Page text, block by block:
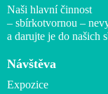
Naši hlavní činnost
– sbírkotvornou –
a darujte je do našich
Návštěva
Expozice